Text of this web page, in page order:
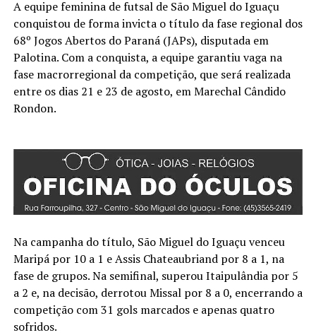
A equipe feminina de futsal de São Miguel do Iguaçu
conquistou de forma invicta o título da fase regional dos
68º Jogos Abertos do Paraná (JAPs), disputada em
Palotina. Com a conquista, a equipe garantiu vaga na
fase macrorregional da competição, que será realizada
entre os dias 21 e 23 de agosto, em Marechal Cândido
Rondon.
Na campanha do título, São Miguel do Iguaçu venceu
Maripá por 10 a 1 e Assis Chateaubriand por 8 a 1, na
fase de grupos. Na semifinal, superou Itaipulândia por 5
a 2 e, na decisão, derrotou Missal por 8 a 0, encerrando a
competição com 31 gols marcados e apenas quatro
sofridos.